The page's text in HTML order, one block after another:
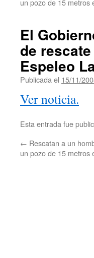
un pozo de 15 metros
El
de
Espeleo
Publicada el 15/11/
Ver noticia.
Esta entrada fue
← Rescatan a un
un pozo de 15 metros